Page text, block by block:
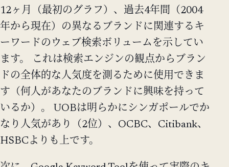
12ヶ月（最初のグラフ）、過去4年間（2004
年から現在）の異なるブランドに関連するキ
ーワードのウェブ検索ボリュームを示してい
ます。 これは検索エンジンの観点からブラン
ドの全体的な人気度を測るために使用できま
す（何人があなたのブランドに興味を持って
いるか）。 UOBは明らかにシンガポールでか
なり人気があり（2位）、OCBC、Citibank、
HSBCよりも上です。